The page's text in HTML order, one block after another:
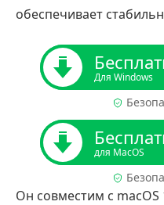
обеспечивает
Для Windows
для MacOS
Он совместим с